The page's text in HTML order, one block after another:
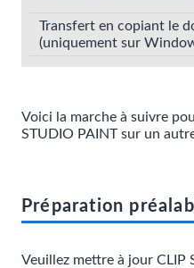
Transfert en copiant le
(uniquement sur
Voici la marche à suivre
STUDIO PAINT sur un
Préparation
Veuillez mettre à jour CLIP